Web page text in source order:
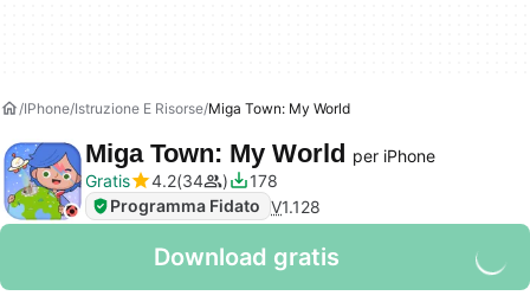
IPhone Istruzione E Risorse Miga Town: My World
Miga Town: My World per iPhone
Gratis
4.2 34
178
Programma Fidato V1.128
Download gratis